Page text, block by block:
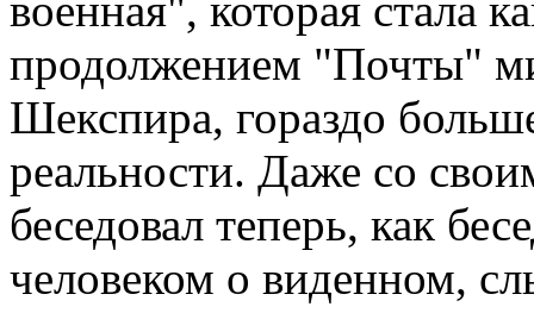
продолжением "Почты"
Шекспира, гораздо
реальности. Даже со
беседовал теперь, как
человеком о виденном,